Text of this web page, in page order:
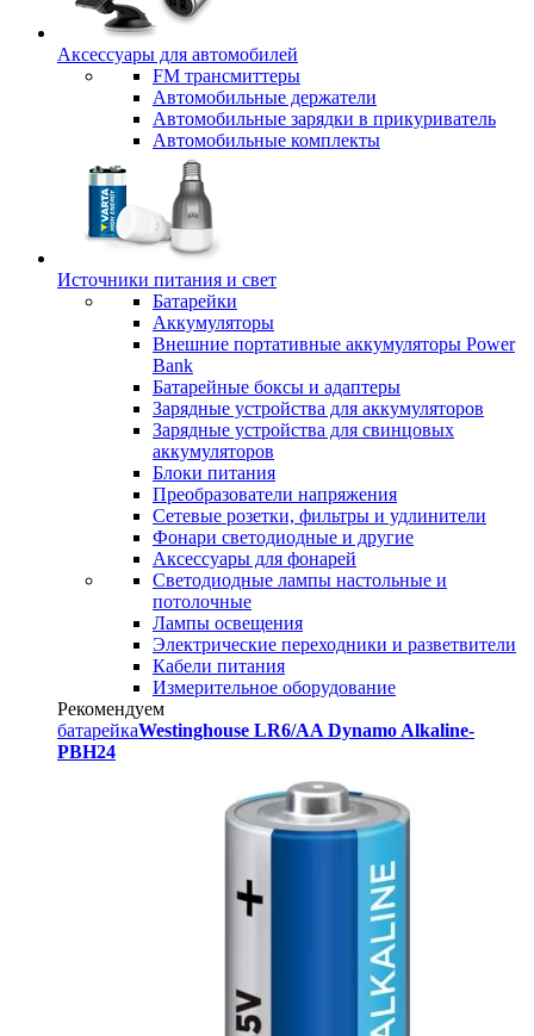
Аксессуары для автомобилей
FM трансмиттеры
Автомобильные держатели
Автомобильные зарядки в прикуриватель
Автомобильные комплекты
Источники питания и свет
Батарейки
Аккумуляторы
Внешние портативные аккумуляторы Power
Bank
Батарейные боксы и адаптеры
Зарядные устройства для аккумуляторов
Зарядные устройства для свинцовых
аккумуляторов
Блоки питания
Преобразователи напряжения
Сетевые розетки, фильтры и удлинители
Фонари светодиодные и другие
Аксессуары для фонарей
Светодиодные лампы настольные и
потолочные
Лампы освещения
Электрические переходники и разветвители
Кабели питания
Измерительное оборудование
Рекомендуем
батарейкаWestinghouse LR6/AA Dynamo Alkaline-
PBH24